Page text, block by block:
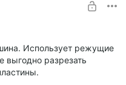
некоторых рецептов
пластин и других
с)
5 с)
> 1,25 с)
Использует режущие
выгодно разрезать